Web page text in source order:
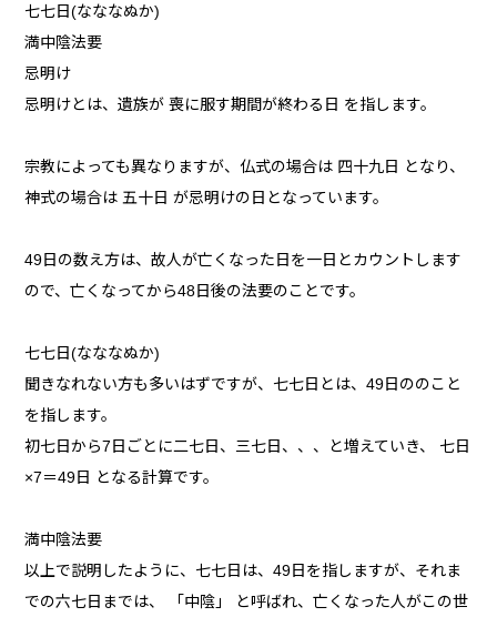
七七日(なななぬか)
満中陰法要
忌明け
忌明けとは、遺族が 喪に服す期間が終わる日 を指します。
宗教によっても異なりますが、仏式の場合は 四十九日 となり、
神式の場合は 五十日 が忌明けの日となっています。
49日の数え方は、故人が亡くなった日を一日とカウントします
ので、亡くなってから48日後の法要のことです。
七七日(なななぬか)
聞きなれない方も多いはずですが、七七日とは、49日ののこと
を指します。
初七日から7日ごとに二七日、三七日、、、と増えていき、 七日
×7＝49日 となる計算です。
満中陰法要
以上で説明したように、七七日は、49日を指しますが、それま
での六七日までは、 「中陰」 と呼ばれ、亡くなった人がこの世